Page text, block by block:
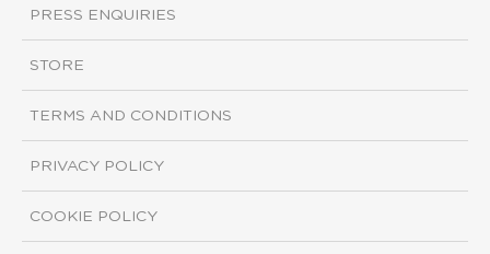
PRESS ENQUIRIES
STORE
TERMS AND CONDITIONS
PRIVACY POLICY
COOKIE POLICY